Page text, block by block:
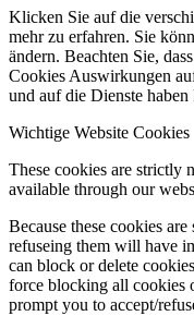
Klicken Sie auf die
mehr zu erfahren. Sie
ändern. Beachten Sie,
Cookies Auswirkungen
und auf die Dienste
Wichtige Website Cookies
These cookies are strictly
available through our
Because these cookies
refuseing them will have
can block or delete
force blocking all cookies
prompt you to accept/